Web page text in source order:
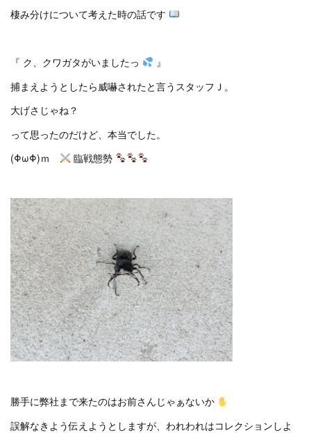
棲み分けについて考えた時の話です
『 ク、クワガタがいましたっ
』
捕まえようとしたら威嚇されたと言うスタッフＪ。
大げさじゃね？
って思ったのだけど、本当でした。
(ΦωΦ)ｍ
臨戦態勢
勝手に弊社まで来たのはお前さんじゃぁないか
誤解なきよう伝えようとしますが、われわれはコレクションしよ